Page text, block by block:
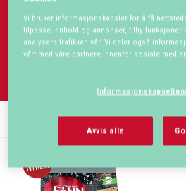
VIS BARE:
Vi bruker informasjonskapsler for å få
tilpasse innhold og annonser, tilby funksjoner
analysere trafikken vår. Vi deler også
vårt med våre partnere innenfor sosiale
Avvis alle